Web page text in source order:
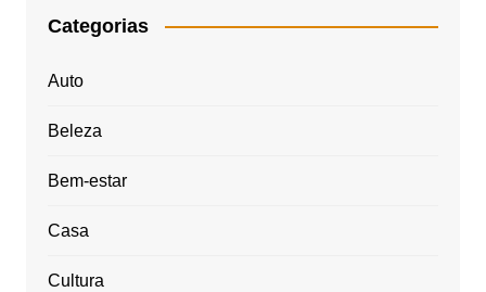
Categorias
Auto
Beleza
Bem-estar
Casa
Cultura